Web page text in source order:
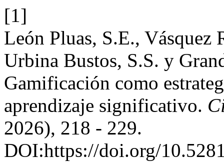
[1]
León Pluas, S.E., Vásquez
Urbina Bustos, S.S. y
Gamificación como
aprendizaje significativo.
2026), 218 - 229.
DOI:https://doi.org/